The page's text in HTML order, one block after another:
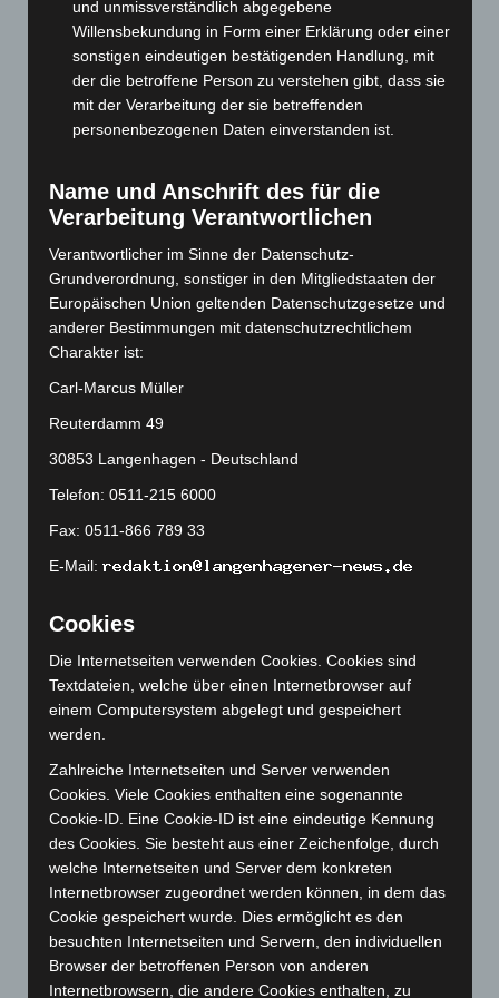
September 2024(112)
August 2024(107)
Juli 2024(89)
Juni 2024(107)
April 2024 (102)
Februar 2024 (103)
Januar 2024(111)
Dezember 2023(130)
August 2023(134)
Juli 2023(118)
Juni 2023(142)
Mai 2023(139)
März 2023 (174)
Februar 2023(154)
Januar 2023(140)
Dezember 2022
November 2022(167)
Oktober 2022(166)
September 2022(205)
August 2022(166)
Juni 2022(167)
Mai 2022(177)
und unmissverständlich abgegebene
Willensbekundung in Form einer Erklärung oder einer
sonstigen eindeutigen bestätigenden Handlung, mit
der die betroffene Person zu verstehen gibt, dass sie
mit der Verarbeitung der sie betreffenden
personenbezogenen Daten einverstanden ist.
Name und Anschrift des für die
Verarbeitung Verantwortlichen
Verantwortlicher im Sinne der Datenschutz-
Grundverordnung, sonstiger in den Mitgliedstaaten der
Europäischen Union geltenden Datenschutzgesetze und
anderer Bestimmungen mit datenschutzrechtlichem
Charakter ist:
Carl-Marcus Müller
Reuterdamm 49
30853 Langenhagen - Deutschland
Telefon: 0511-215 6000
Fax: 0511-866 789 33
E-Mail:
Cookies
Die Internetseiten verwenden Cookies. Cookies sind
Textdateien, welche über einen Internetbrowser auf
einem Computersystem abgelegt und gespeichert
werden.
Zahlreiche Internetseiten und Server verwenden
Cookies. Viele Cookies enthalten eine sogenannte
Cookie-ID. Eine Cookie-ID ist eine eindeutige Kennung
des Cookies. Sie besteht aus einer Zeichenfolge, durch
welche Internetseiten und Server dem konkreten
Internetbrowser zugeordnet werden können, in dem das
Cookie gespeichert wurde. Dies ermöglicht es den
besuchten Internetseiten und Servern, den individuellen
Browser der betroffenen Person von anderen
Internetbrowsern, die andere Cookies enthalten, zu